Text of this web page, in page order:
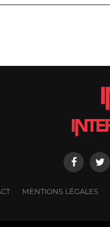
MENTIONS LÉGALES